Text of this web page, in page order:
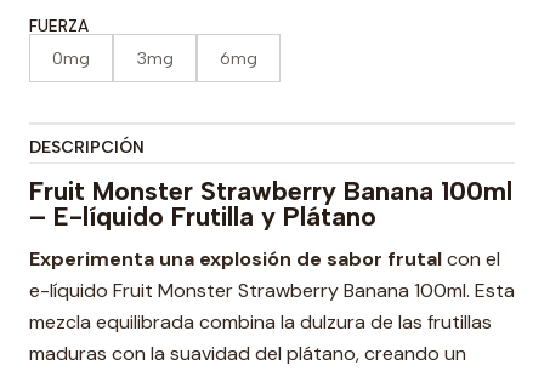
FUERZA
0mg 3mg 6mg
DESCRIPCIÓN
Fruit Monster Strawberry Banana 100ml
– E-líquido Frutilla y Plátano
Experimenta una explosión de sabor frutalcon el
e-líquido Fruit Monster Strawberry Banana 100ml. Esta
mezcla equilibrada combina la dulzura de las frutillas
maduras con la suavidad del plátano, creando un